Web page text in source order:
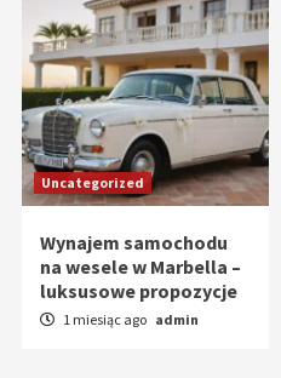
Uncategorized
Wynajem samochodu
na wesele w Marbella –
luksusowe propozycje
1 miesiąc ago admin